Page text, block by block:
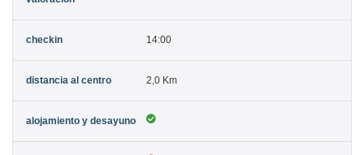
14:00
2,0 Km